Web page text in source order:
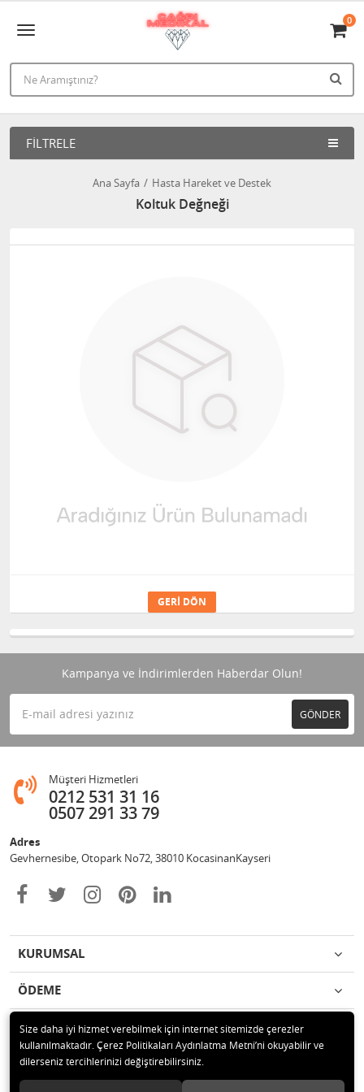
0
FILTRELE
Ana Sayfa Hasta Hareket ve Destek
Koltuk Değneği
GERI DÖN
Kampanya ve İndirimlerden Haberdar Olun!
GÖNDER
Müşteri Hizmetleri
0212 531 31 16
0507 291 33 79
Adres
Gevhernesibe, Otopark No72, 38010 KocasinanKayseri
KURUMSAL
ÖDEME
İLETİŞİM
© 2020 Çağrı Medikal Tekerlekli Sandalye Mağazası Tüm hakları saklıdır.
Size daha iyi hizmet verebilmek için internet sitemizde çerezler
kullanılmaktadır. Çerez Politikaları Aydınlatma Metni’ni okuyabilir ve
dilerseniz tercihlerinizi değiştirebilirsiniz.